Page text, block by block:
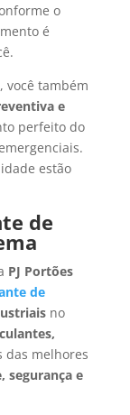
o
é
, você também
e
perfeito do
estão
de
PJ Portões
de
no
das melhores
segurança e